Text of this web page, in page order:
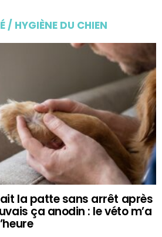
/ HYGIÈNE DU CHIEN
la patte sans arrêt après
ça anodin : le véto m’a